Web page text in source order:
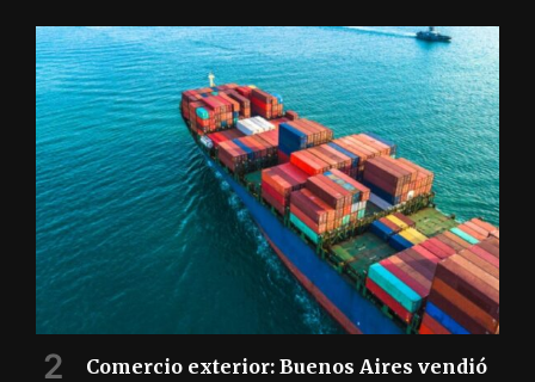
Comercio exterior: Buenos Aires vendió